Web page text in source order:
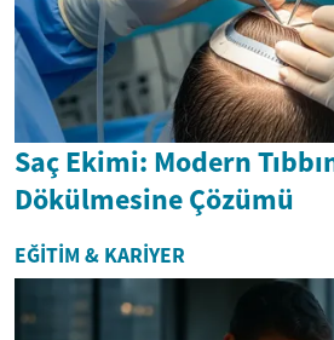
Saç Ekimi: Modern
Dökülmesine Çözümü
EĞITIM & KARIYER